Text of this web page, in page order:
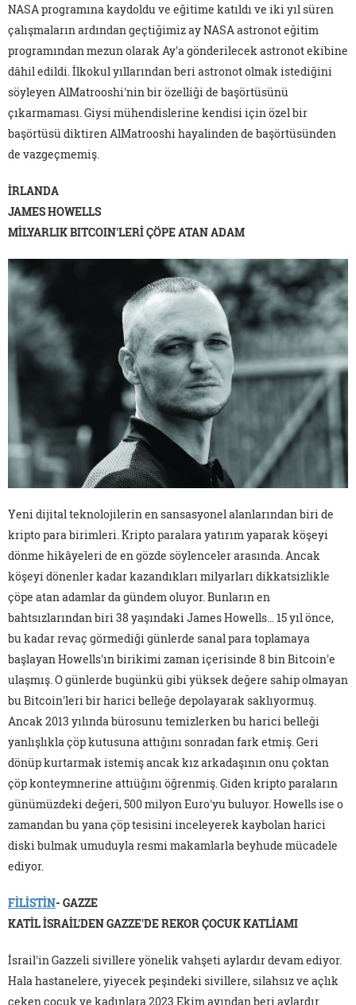
NASA programına kaydoldu ve eğitime katıldı ve iki yıl süren
çalışmaların ardından geçtiğimiz ay NASA astronot eğitim
programından mezun olarak Ay'a gönderilecek astronot ekibine
dâhil edildi. İlkokul yıllarından beri astronot olmak istediğini
söyleyen AlMatrooshi'nin bir özelliği de başörtüsünü
çıkarmaması. Giysi mühendislerine kendisi için özel bir
başörtüsü diktiren AlMatrooshi hayalinden de başörtüsünden
de vazgeçmemiş.
İRLANDA
JAMES HOWELLS
MİLYARLIK BITCOIN'LERİ ÇÖPE ATAN ADAM
Yeni dijital teknolojilerin en sansasyonel alanlarından biri de
kripto para birimleri. Kripto paralara yatırım yaparak köşeyi
dönme hikâyeleri de en gözde söylenceler arasında. Ancak
köşeyi dönenler kadar kazandıkları milyarları dikkatsizlikle
çöpe atan adamlar da gündem oluyor. Bunların en
bahtsızlarından biri 38 yaşındaki James Howells… 15 yıl önce,
bu kadar revaç görmediği günlerde sanal para toplamaya
başlayan Howells'ın birikimi zaman içerisinde 8 bin Bitcoin'e
ulaşmış. O günlerde bugünkü gibi yüksek değere sahip olmayan
bu Bitcoin'leri bir harici belleğe depolayarak saklıyormuş.
Ancak 2013 yılında bürosunu temizlerken bu harici belleği
yanlışlıkla çöp kutusuna attığını sonradan fark etmiş. Geri
dönüp kurtarmak istemiş ancak kız arkadaşının onu çoktan
çöp konteymnerine attıüğını öğrenmiş. Giden kripto paraların
günümüzdeki değeri, 500 milyon Euro'yu buluyor. Howells ise o
zamandan bu yana çöp tesisini inceleyerek kaybolan harici
diski bulmak umuduyla resmi makamlarla beyhude mücadele
ediyor.
FİLİSTİN- GAZZE
KATİL İSRAİL'DEN GAZZE'DE REKOR ÇOCUK KATLİAMI
İsrail'in Gazzeli sivillere yönelik vahşeti aylardır devam ediyor.
Hala hastanelere, yiyecek peşindeki sivillere, silahsız ve açlık
çeken çocuk ve kadınlara 2023 Ekim ayından beri aylardır